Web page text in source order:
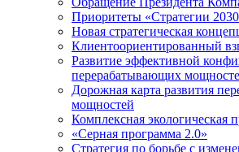
Приоритеты «Стратегии
Новая стратегическая
Клиентоориентированный
Развитие эффективной
перерабатывающих
Дорожная карта развития
мощностей
Комплексная экологическая
«Серная программа 2.0»
Стратегия по борьбе с